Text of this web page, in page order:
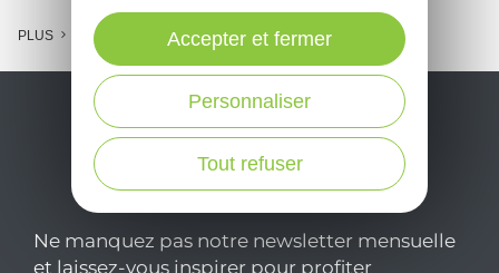
PLUS
Ne manquez pas notre newsletter mensuelle
et laissez-vous inspirer pour profiter
Tout refuser
Personnaliser
Accepter et fermer